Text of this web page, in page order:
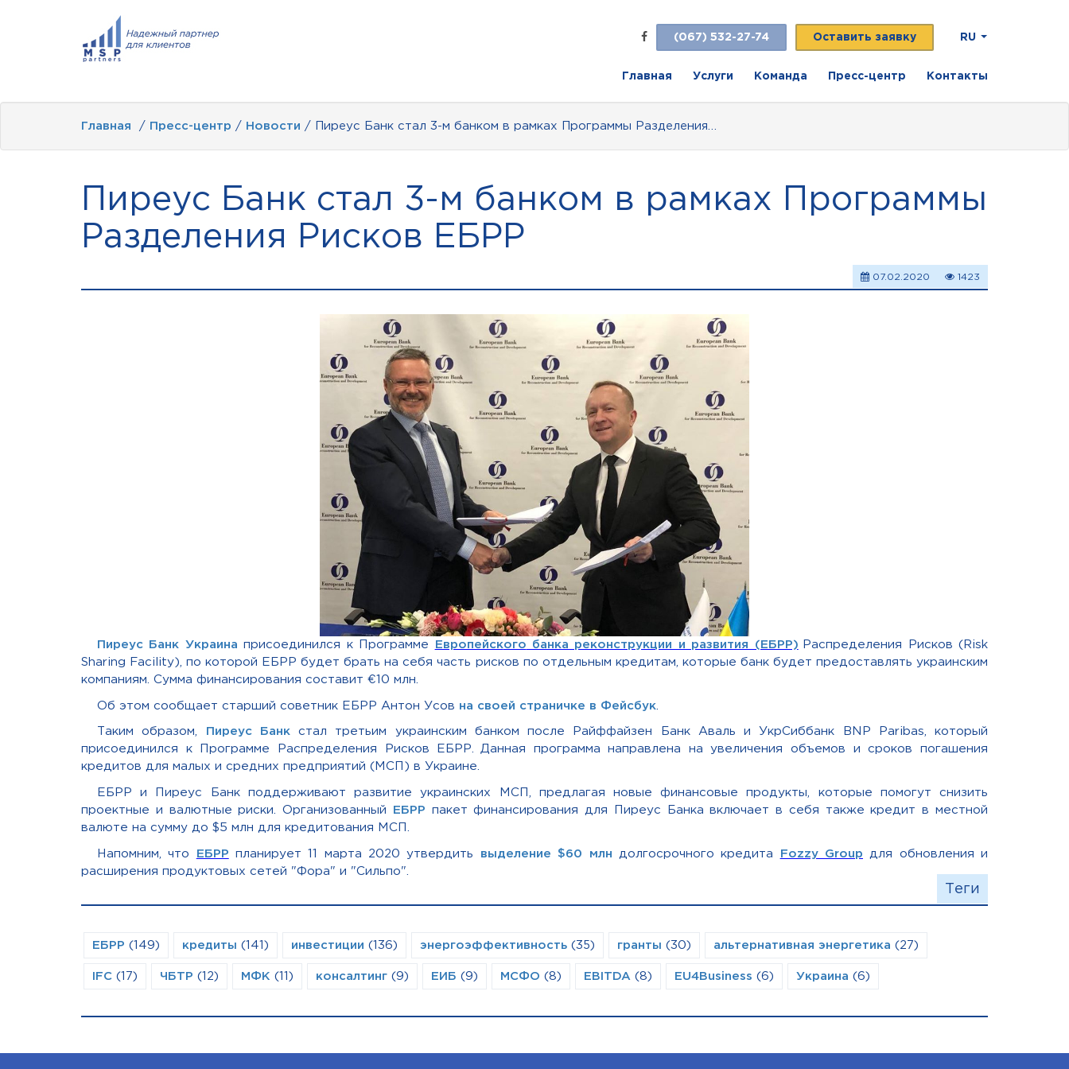
RU
(067) 532-27-74 Оставить заявку
Главная Услуги Команда Пресс-центр Контакты
Главная / Пресс-центр / Новости / Пиреус Банк стал 3-м банком в рамках Программы Разделения…
Пиреус Банк стал 3-м банком в рамках Программы
Разделения Рисков ЕБРР
07.02.2020 1423
Пиреус Банк Украина присоединился к Программе Европейского банка реконструкции и развития (ЕБРР)
Распределения Рисков (Risk
Sharing Facility), по которой ЕБРР будет брать на себя часть рисков по отдельным кредитам, которые банк будет предоставлять украинским
компаниям. Сумма финансирования составит €10 млн.
Об этом сообщает старший советник ЕБРР Антон Усов на своей страничке в Фейсбук
Таким образом, Пиреус Банкстал третьим украинским банком после Райффайзен Банк Аваль и УкрСиббанк BNP Paribas, который
присоединился к Программе Распределения Рисков ЕБРР.
Данная программа направлена на увеличения объемов и сроков погашения
кредитов для малых и средних предприятий (МСП) в Украине.
ЕБРР и Пиреус Банк поддерживают развитие украинских МСП, предлагая новые финансовые продукты, которые помогут снизить
проектные и валютные риски. Организованный
ЕБРР пакет финансирования для Пиреус Банка включает в себя также кредит в местной
валюте на сумму до $5 млн для кредитования МСП
Напомним, что ЕБРР планирует 11 марта 2020 утвердить выделение $60 млн долгосрочного кредита Fozzy Group для обновления и
расширения продуктовых сетей "Фора" и "Сильпо".
Теги
ЕБРР (149) кредиты (141) инвестиции (136) энергоэффективность (35) гранты (30) альтернативная энергетика (27)
IFC (17) ЧБТР (12) МФК (11) консалтинг (9) ЕИБ (9) МСФО (8) EBITDA (8) EU4Business (6) Украина (6)